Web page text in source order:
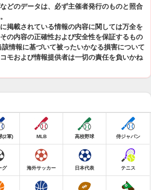
どのデータは、必ず主催者発行のものと照合
掲載されている情報の内容に関しては万全を
の内容の正確性および安全性を保証するもの
情報に基づいて被ったいかなる損害について
モおよび情報提供者は一切の責任を負いかね
(2軍) MLB 高校野球 侍ジャパン
グ 海外サッカー 日本代表 テニス